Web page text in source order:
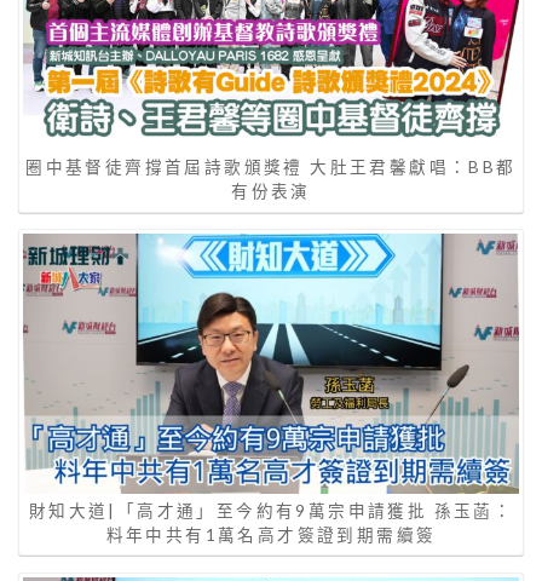
圈中基督徒齊撐首屆詩歌頒獎禮 大肚王君馨獻唱：BB都
有份表演
財知大道|「高才通」至今約有9萬宗申請獲批 孫玉菡：
料年中共有1萬名高才簽證到期需續簽